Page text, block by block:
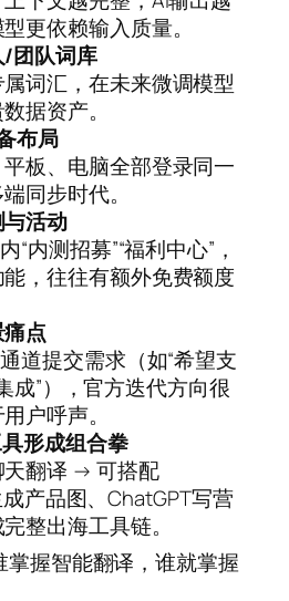
更依赖输入质量。
团队词库
词汇，在未来微调模型
据资产。
布局
板、电脑全部登录同一
同步时代。
活动
“内测招募”“福利中心”，
，往往有额外免费额度
点
道提交需求（如“希望支
成”），官方迭代方向很
户呼声。
形成组合拳
翻译 → 可搭配
产品图、ChatGPT写营
整出海工具链。
握智能翻译，谁就掌握